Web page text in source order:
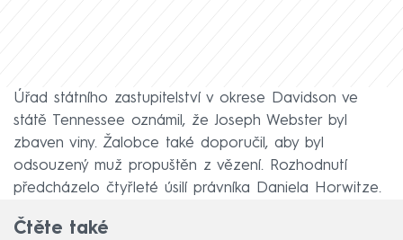
Úřad státního zastupitelství v okrese Davidson ve
státě Tennessee oznámil, že Joseph Webster byl
zbaven viny. Žalobce také doporučil, aby byl
odsouzený muž propuštěn z vězení. Rozhodnutí
předcházelo čtyřleté úsilí právníka Daniela Horwitze.
Čtěte také